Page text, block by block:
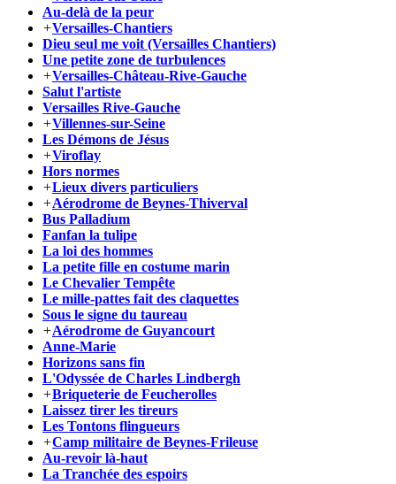
Au-delà de la peur
+Versailles-Chantiers
Dieu seul me voit (Versailles Chantiers)
Une petite zone de turbulences
+Versailles-Château-Rive-Gauche
Salut l'artiste
Versailles Rive-Gauche
+Villennes-sur-Seine
Les Démons de Jésus
+Viroflay
Hors normes
+Lieux divers particuliers
+Aérodrome de Beynes-Thiverval
Bus Palladium
Fanfan la tulipe
La loi des hommes
La petite fille en costume marin
Le Chevalier Tempête
Le mille-pattes fait des claquettes
Sous le signe du taureau
+Aérodrome de Guyancourt
Anne-Marie
Horizons sans fin
L'Odyssée de Charles Lindbergh
+Briqueterie de Feucherolles
Laissez tirer les tireurs
Les Tontons flingueurs
+Camp militaire de Beynes-Frileuse
Au-revoir là-haut
La Tranchée des espoirs